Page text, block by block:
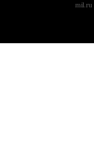
mil.ru